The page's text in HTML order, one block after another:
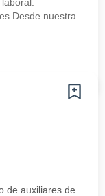
Desde nuestra
de auxiliares de